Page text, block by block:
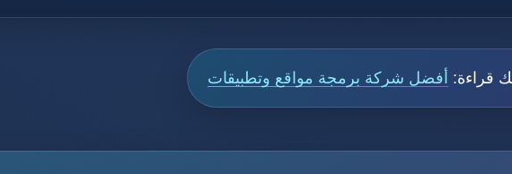
قراءة: أفضل شركة برمجة مواقع وتطبيقات